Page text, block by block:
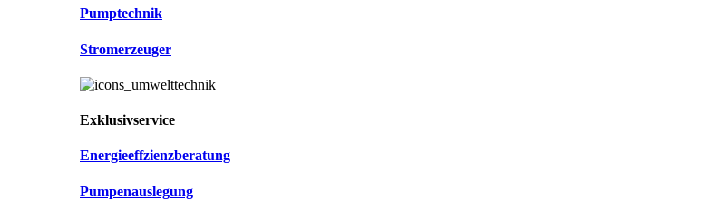
Pumptechnik
Stromerzeuger
Exklusivservice
Energieeffzienzberatung
Pumpenauslegung